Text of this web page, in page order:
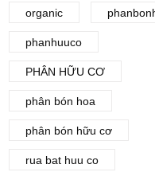
organic
phanhuuco
PHÂN HỮU CƠ
phân bón hoa
phân bón hữu cơ
rua bat huu co